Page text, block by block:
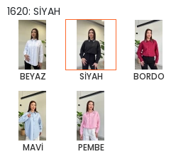
1620: SİYAH
BEYAZ SİYAH BORDO
MAVİ PEMBE